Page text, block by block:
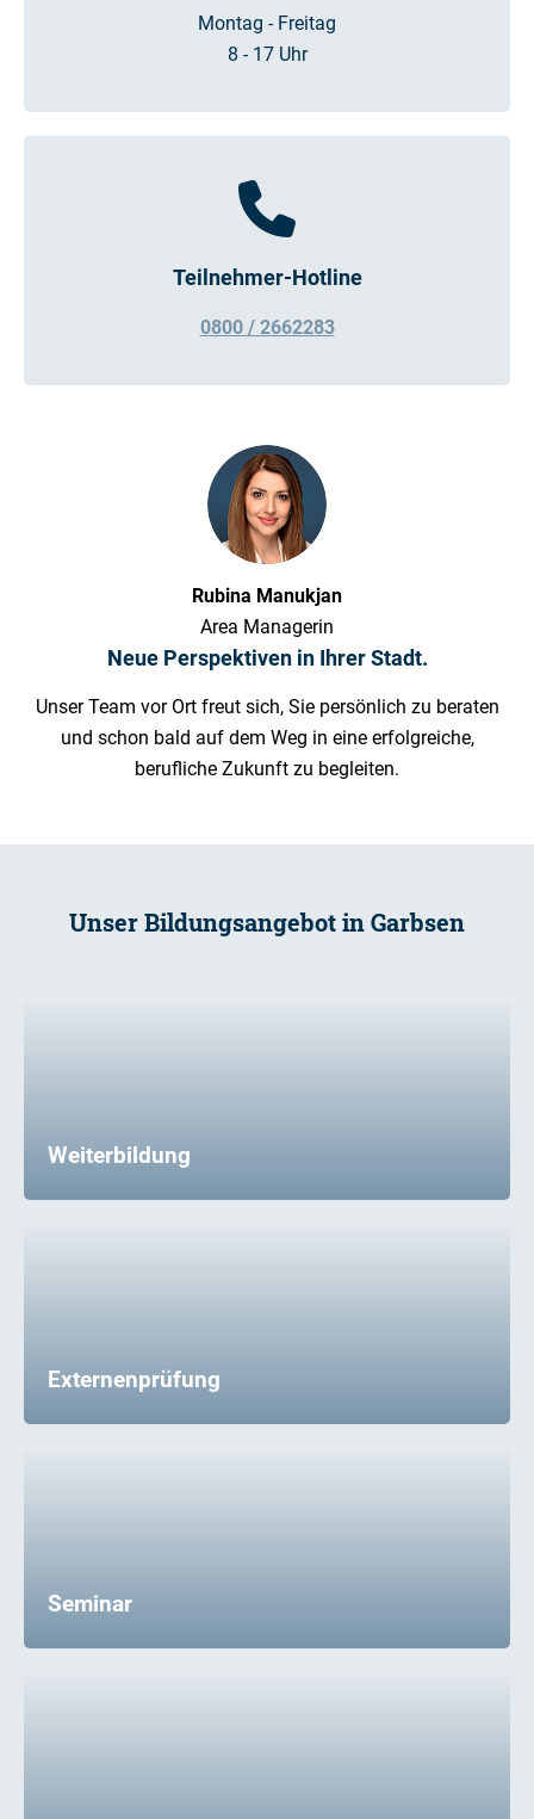
Montag - Freitag
8 - 17 Uhr
Teilnehmer-Hotline
0800 / 2662283
Rubina Manukjan
Area Managerin
Neue Perspektiven in Ihrer Stadt.
Unser Team vor Ort freut sich, Sie persönlich zu beraten
und schon bald auf dem Weg in eine erfolgreiche,
berufliche Zukunft zu begleiten.
Unser Bildungsangebot in Garbsen
Weiterbildung
Externenprüfung
Seminar